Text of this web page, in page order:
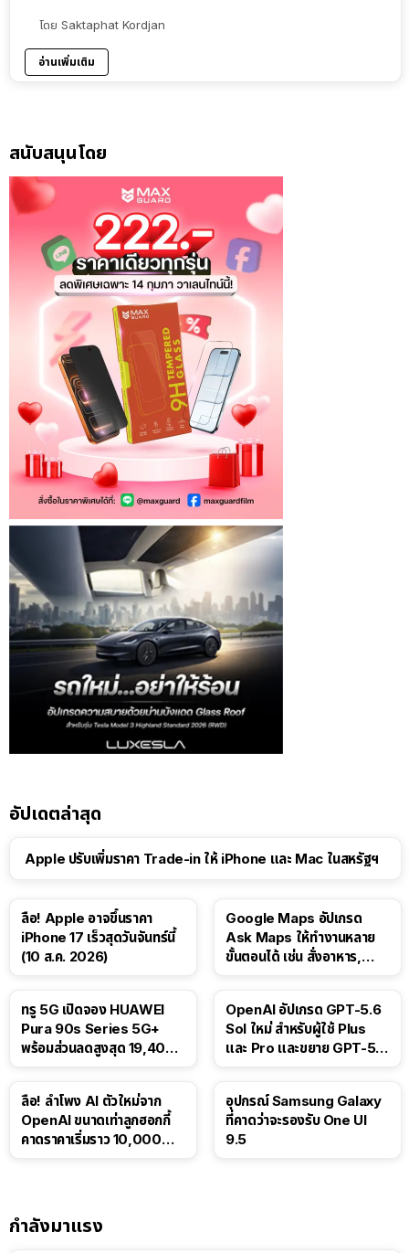
โดย Saktaphat Kordjan
อ่านเพิ่มเติม
สนับสนุนโดย
อัปเดตล่าสุด
Apple ปรับเพิ่มราคา Trade-in ให้ iPhone และ Mac ในสหรัฐฯ
ลือ! Apple อาจขึ้นราคา
iPhone 17 เร็วสุดวันจันทร์นี้
(10 ส.ค. 2026)
Google Maps อัปเกรด
Ask Maps ให้ทำงานหลาย
ขั้นตอนได้ เช่น สั่งอาหาร,
ทรู 5G เปิดจอง HUAWEI
Pura 90s Series 5G+
พร้อมส่วนลดสูงสุด 19,400
OpenAI อัปเกรด GPT-5.6
Sol ใหม่ สำหรับผู้ใช้ Plus
และ Pro และขยาย GPT-5.6
ลือ! ลำโพง AI ตัวใหม่จาก
OpenAI ขนาดเท่าลูกฮอกกี้
คาดราคาเริ่มราว 10,000
อุปกรณ์ Samsung Galaxy
ที่คาดว่าจะรองรับ One UI
9.5
กำลังมาแรง